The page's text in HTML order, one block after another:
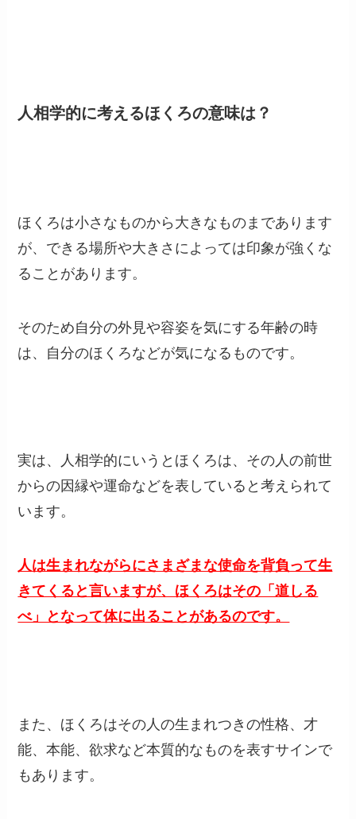
人相学的に考えるほくろの意味は？
ほくろは小さなものから大きなものまであります
が、できる場所や大きさによっては印象が強くな
ることがあります。
そのため自分の外見や容姿を気にする年齢の時
は、自分のほくろなどが気になるものです。
実は、人相学的にいうとほくろは、その人の前世
からの因縁や運命などを表していると考えられて
います。
人は生まれながらにさまざまな使命を背負って生
きてくると言いますが、ほくろはその「道しる
べ」となって体に出ることがあるのです。
また、ほくろはその人の生まれつきの性格、才
能、本能、欲求など本質的なものを表すサインで
もあります。